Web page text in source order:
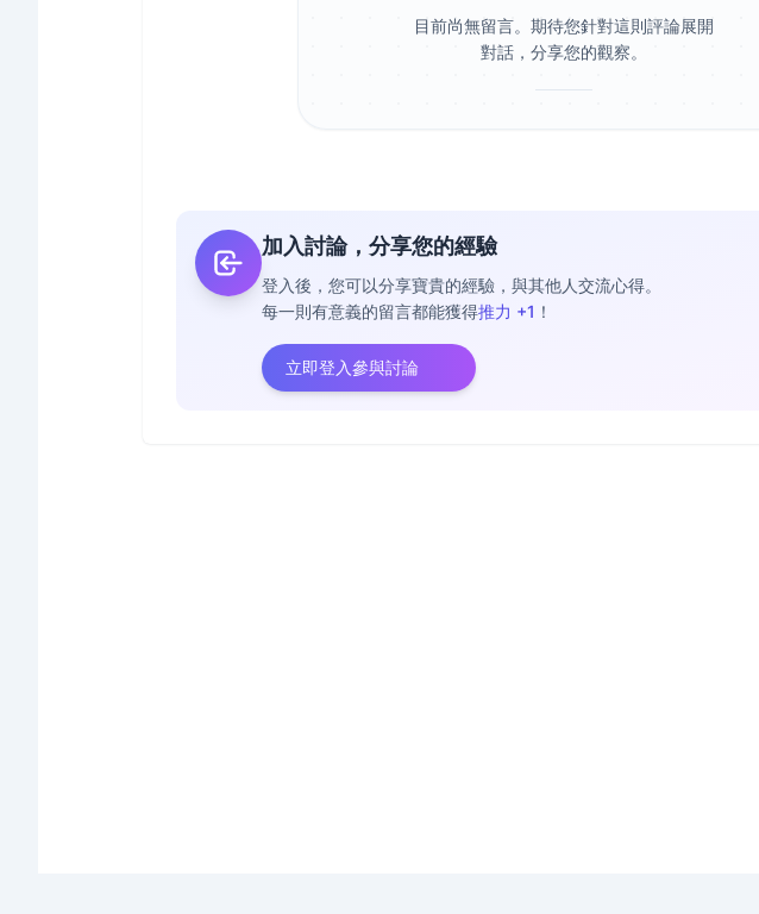
目前尚無留言。期待您針對這則評論展開
對話，分享您的觀察。
加入討論，分享您的經驗
登入後，您可以分享寶貴的經驗，與其他人交流心得。
每一則有意義的留言都能獲得推力 +1 ！
立即登入參與討論